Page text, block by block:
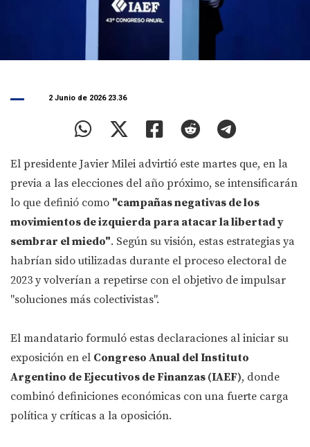
2 Junio de 2026 23.36
El presidente Javier Milei advirtió este martes que, en la
previa a las elecciones del año próximo, se intensificarán
lo que definió como "campañas negativas de los
movimientos de izquierda para atacar la libertad y
sembrar el miedo". Según su visión, estas estrategias ya
habrían sido utilizadas durante el proceso electoral de
2023 y volverían a repetirse con el objetivo de impulsar
"soluciones más colectivistas".
El mandatario formuló estas declaraciones al iniciar su
exposición en el Congreso Anual del Instituto
Argentino de Ejecutivos de Finanzas (IAEF), donde
combinó definiciones económicas con una fuerte carga
política y críticas a la oposición.